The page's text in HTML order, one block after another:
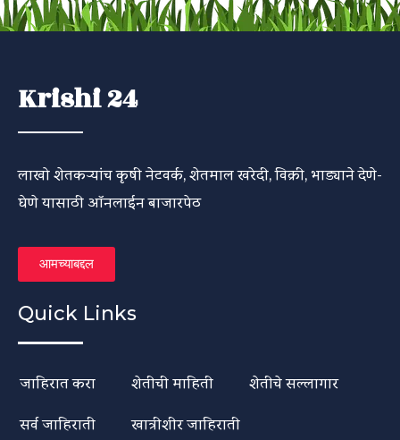
Krishi 24
लाखो शेतकऱ्यांच कृषी नेटवर्क, शेतमाल खरेदी, विक्री, भाड्याने देणे-
घेणे यासाठी ऑनलाईन बाजारपेठ
आमच्याबद्दल
Quick Links
जाहिरात करा शेतीची माहिती
शेतीचे सल्लागार
सर्व जाहिराती
खात्रीशीर जाहिराती